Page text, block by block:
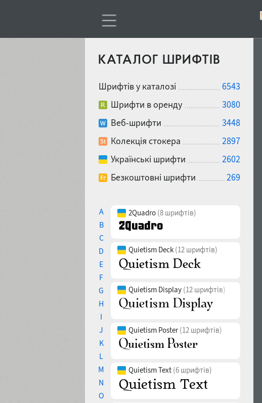
КАТАЛОГ ШРИФТІВ
Шрифтів у каталозі
6543
Шрифти в оренду
3080
Веб-шрифти
3448
Колекція стокера
2897
Українські шрифти
2602
Безкоштовні шрифти
269
A
B
C
D
E
F
G
H
I
J
K
L
M
N
O
2Quadro (8 шрифтів)
Quietism Deck (12 шрифтів)
Quietism Display (12 шрифтів)
Quietism Poster(12 шрифтів)
Quietism Text (6 шрифтів)